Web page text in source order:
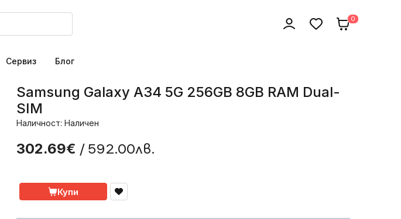
0
Сервиз Блог
Samsung Galaxy A34 5G 256GB 8GB RAM Dual-
SIM
Наличност: Наличен
302.69€ / 592.00лв.
Купи